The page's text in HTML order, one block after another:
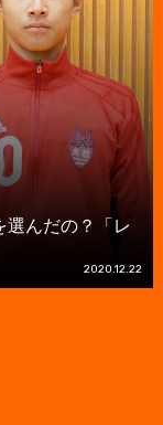
んだの？「レ
2020.12.22